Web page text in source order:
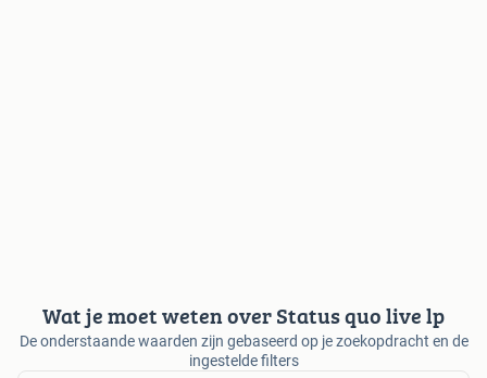
Wat je moet weten over Status quo live lp
De onderstaande waarden zijn gebaseerd op je zoekopdracht en de
ingestelde filters